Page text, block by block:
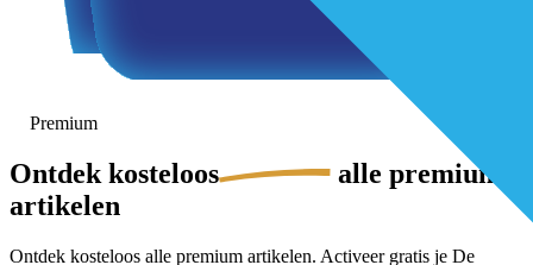
Premium
Ontdek kosteloos
alle premium-
artikelen
Ontdek kosteloos alle premium artikelen. Activeer gratis je De